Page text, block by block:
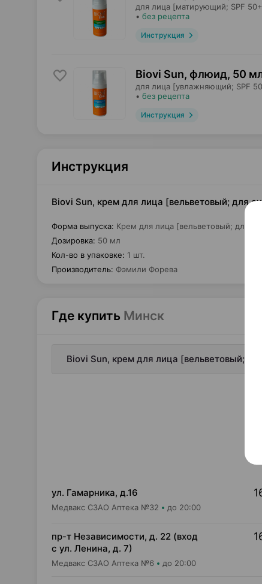
для лица [матирующий; SPF
• без рецепта
Инструкция
Biovi Sun, флюид, 50
для лица [увлажняющий; SPF
• без рецепта
Инструкция
Инструкция
Biovi Sun, крем для лица [вельветовый; для
Форма выпуска: Крем для лица [вельветовый; для
Дозировка: 50 мл
Кол-во в упаковке: 1 шт.
Производитель: Фэмили Форева
Где купить Минск
Biovi Sun, крем для лица [вельветовый;
ул. Гамарника, д.16
Медвакс СЗАО Аптека №32 до 20:00
пр-т Независимости, д. 22 (вход
с ул. Ленина, д. 7)
Медвакс СЗАО Аптека №6 до 20:00